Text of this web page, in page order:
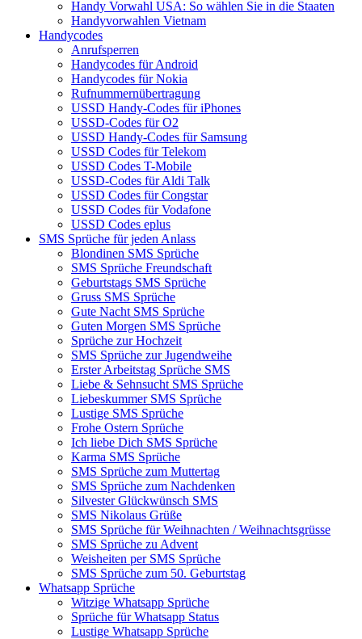
Handy Vorwahl USA: So wählen Sie in die Staaten
Handyvorwahlen Vietnam
Handycodes
Anrufsperren
Handycodes für Android
Handycodes für Nokia
Rufnummernübertragung
USSD Handy-Codes für iPhones
USSD-Codes für O2
USSD Handy-Codes für Samsung
USSD Codes für Telekom
USSD Codes T-Mobile
USSD-Codes für Aldi Talk
USSD Codes für Congstar
USSD Codes für Vodafone
USSD Codes eplus
SMS Sprüche für jeden Anlass
Blondinen SMS Sprüche
SMS Sprüche Freundschaft
Geburtstags SMS Sprüche
Gruss SMS Sprüche
Gute Nacht SMS Sprüche
Guten Morgen SMS Sprüche
Sprüche zur Hochzeit
SMS Sprüche zur Jugendweihe
Erster Arbeitstag Sprüche SMS
Liebe & Sehnsucht SMS Sprüche
Liebeskummer SMS Sprüche
Lustige SMS Sprüche
Frohe Ostern Sprüche
Ich liebe Dich SMS Sprüche
Karma SMS Sprüche
SMS Sprüche zum Muttertag
SMS Sprüche zum Nachdenken
Silvester Glückwünsch SMS
SMS Nikolaus Grüße
SMS Sprüche für Weihnachten / Weihnachtsgrüsse
SMS Sprüche zu Advent
Weisheiten per SMS Sprüche
SMS Sprüche zum 50. Geburtstag
Whatsapp Sprüche
Witzige Whatsapp Sprüche
Sprüche für Whatsapp Status
Lustige Whatsapp Sprüche